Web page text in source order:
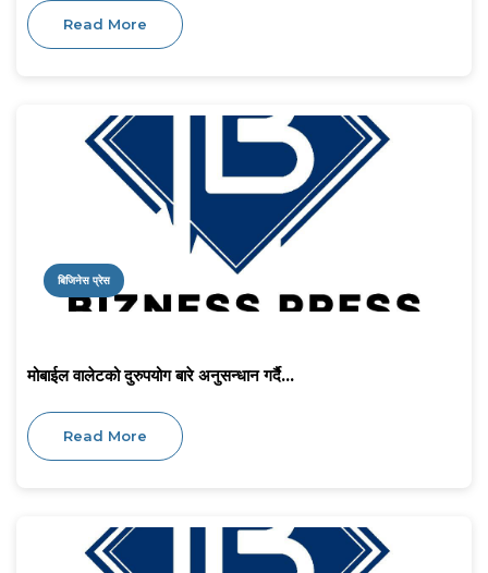
Read More
बिजिनेस प्रेस
मोबाईल वालेटको दुरुपयोग बारे अनुसन्धान गर्दै...
Read More